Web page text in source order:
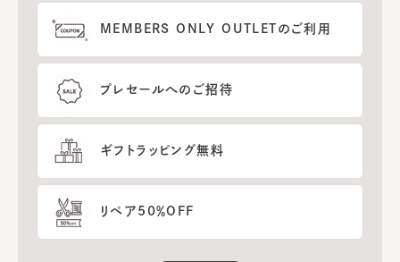
MEMBERS ONLY OUTLETのご利用
プレセールへのご招待
ギフトラッピング無料
リペア50％OFF